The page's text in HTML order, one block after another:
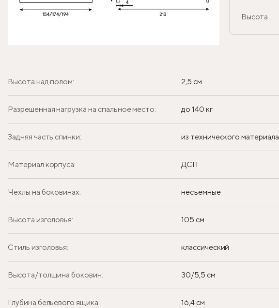
Высота
Высота над полом: 2,5 см
Разрешенная нагрузка на спальное место: до 140 кг
Задняя часть спинки: из технического материала
Материал корпуса: ДСП
Чехлы на боковинах: несъемные
Высота изголовья: 105 см
Стиль изголовья: классический
Высота/толщина боковин: 30/5,5 см
Глубина бельевого ящика: 16,4 см